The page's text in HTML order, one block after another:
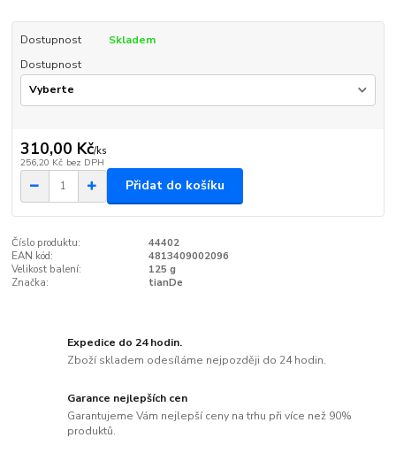
Dostupnost
Skladem
Dostupnost
310,00 Kč/ks
256,20 Kč bez DPH
Přidat do košíku
Číslo produktu:
44402
EAN kód:
4813409002096
Velikost balení:
125 g
Značka:
tianDe
Expedice do 24 hodin.
Zboží skladem odesíláme nejpozději do 24 hodin.
Garance nejlepších cen
Garantujeme Vám nejlepší ceny na trhu při více než 90%
produktů.